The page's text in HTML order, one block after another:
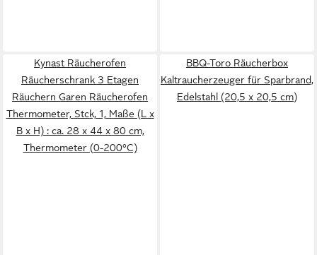
Kynast Räucherofen
Räucherschrank 3 Etagen
Räuchern Garen Räucherofen
Thermometer, Stck, 1, Maße (L x
B x H) : ca. 28 x 44 x 80 cm,
Thermometer (0-200°C)
BBQ-Toro Räucherbox
Kaltraucherzeuger für Sparbrand,
Edelstahl (20,5 x 20,5 cm)